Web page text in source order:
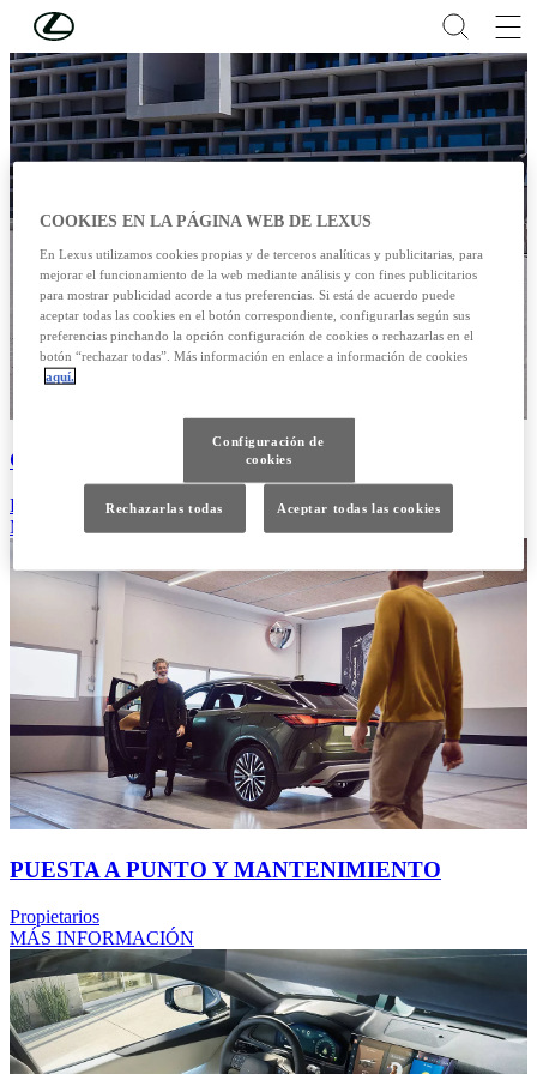
Skip to Main Content
GARANTÍA
Propietarios
MÁS INFORMACIÓN
PUESTA A PUNTO Y MANTENIMIENTO
Propietarios
MÁS INFORMACIÓN
COOKIES EN LA PÁGINA WEB DE LEXUS
En Lexus utilizamos cookies propias y de terceros analíticas y publicitarias, para
mejorar el funcionamiento de la web mediante análisis y con fines publicitarios
para mostrar publicidad acorde a tus preferencias. Si está de acuerdo puede
aceptar todas las cookies en el botón correspondiente, configurarlas según sus
preferencias pinchando la opción configuración de cookies o rechazarlas en el
botón “rechazar todas”. Más información en enlace a información de cookies
aquí.
Configuración de
cookies
Rechazarlas todas Aceptar todas las cookies